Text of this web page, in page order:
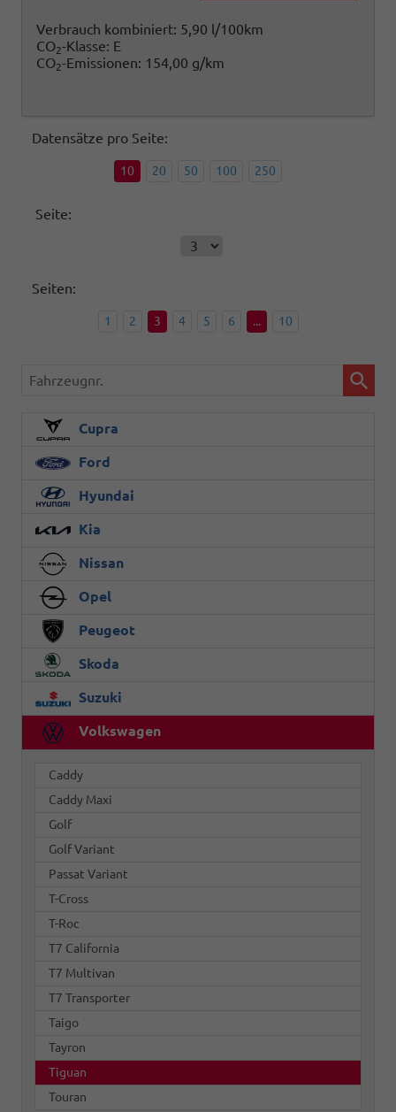
Verbrauch kombiniert: 5,90 l/100km
CO2-Klasse: E
CO2-Emissionen: 154,00 g/km
Datensätze pro Seite:
10 20 50 100 250
Seite:
Seiten:
1 2 3 4 5 6 ... 10
Fahrzeugnr.
Cupra
Ford
Hyundai
Kia
Nissan
Opel
Peugeot
Skoda
Suzuki
Volkswagen
Caddy
Caddy Maxi
Golf
Golf Variant
Passat Variant
T-Cross
T-Roc
T7 California
T7 Multivan
T7 Transporter
Taigo
Tayron
Tiguan
Touran